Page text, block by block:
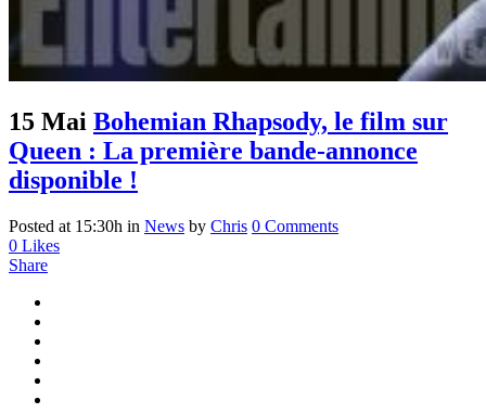
15 Mai Bohemian Rhapsody, le film sur
Queen : La première bande-annonce
disponible !
Posted at 15:30h in News by Chris 0 Comments
0 Likes
Share